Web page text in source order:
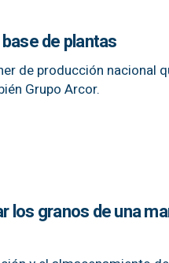
de plantas
de producción nacional
Grupo Arcor.
los granos de una